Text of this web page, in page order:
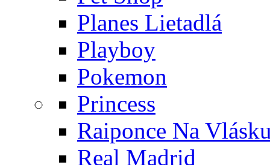
Planes Lietadlá
Playboy
Pokemon
Princess
Raiponce Na
Real Madrid